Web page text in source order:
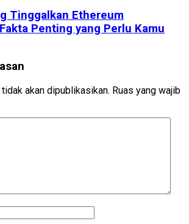
Tinggalkan Ethereum
Penting yang Perlu Kamu
akan dipublikasikan. Ruas yang wajib